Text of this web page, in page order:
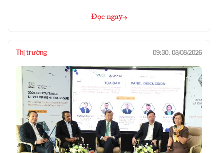
Đọc ngay
Thị trường 09:30, 08/08/2026